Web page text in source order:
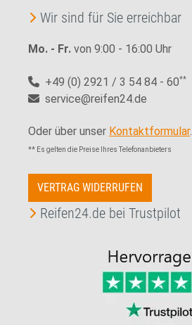
Wir sind für Sie erreichbar
Mo. - Fr. von 9:00 - 16:00 Uhr
+49 (0) 2921 / 3 54 84 - 60**
service@reifen24.de
Oder über unser Kontaktformular.
** Es gelten die Preise Ihres Telefonanbieters
VERTRAG WIDERRUFEN
Reifen24.de bei Trustpilot